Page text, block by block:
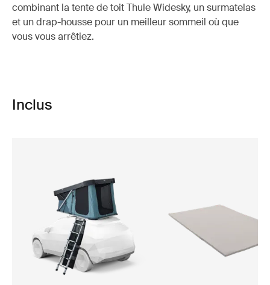
combinant la tente de toit Thule Widesky, un surmatelas
et un drap-housse pour un meilleur sommeil où que
vous vous arrêtiez.
Inclus